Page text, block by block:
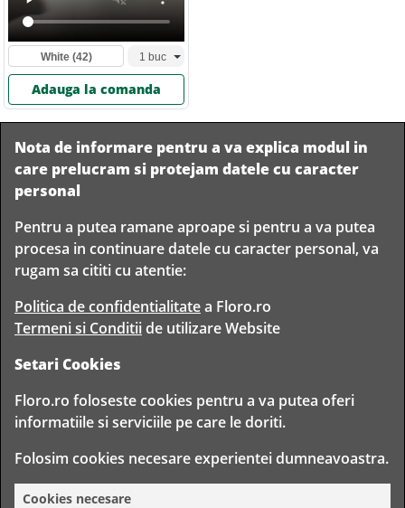
White(42)
Adauga la comanda
White
Livrare
rapida
Livram in
orice
Romania
Garantam
TIMP PENTRU
FLORISTI
Copyright © 2020 Toate drepturile rezervate
FLORO CLUB FLORIST S.R.L. - CUI 30314943
BD. TIMISOARA 80, BUCURESTI, ROMANIA
Nota de informare pentru a va explica modul in
care prelucram si protejam datele cu caracter
personal
Pentru a putea ramane aproape si pentru a va putea
procesa in continuare datele cu caracter personal, va
rugam sa cititi cu atentie:
Politica de confidentialitatea Floro.ro
Termeni si Conditiide utilizare Website
Setari Cookies
Floro.ro foloseste cookies pentru a va putea oferi
informatiile si serviciile pe care le doriti.
Folosim cookies necesare experientei dumneavoastra.
Cookies necesare